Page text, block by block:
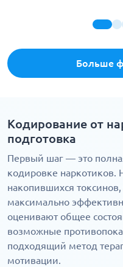
Больше
Кодирование от
подготовка
Первый шаг — это
кодировке наркотиков.
накопившихся
максимально
оценивают общее
возможные
подходящий метод
мотивации.